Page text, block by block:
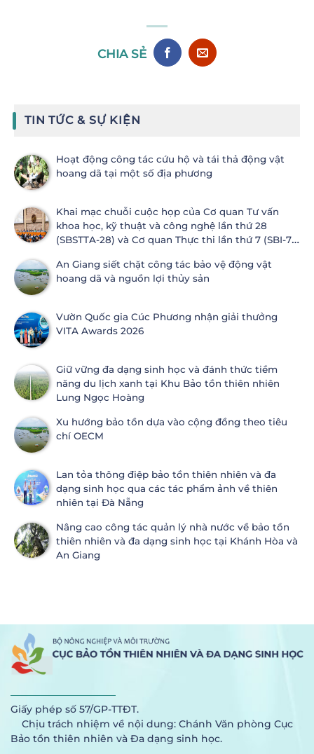
CHIA SẺ
TIN TỨC & SỰ KIỆN
Hoạt động công tác cứu hộ và tái thả động vật
hoang dã tại một số địa phương
Khai mạc chuỗi cuộc họp của Cơ quan Tư vấn
khoa học, kỹ thuật và công nghệ lần thứ 28
(SBSTTA-28) và Cơ quan Thực thi lần thứ 7 (SBI-7)
An Giang siết chặt công tác bảo vệ động vật
hoang dã và nguồn lợi thủy sản
Vườn Quốc gia Cúc Phương nhận giải thưởng
VITA Awards 2026
Giữ vững đa dạng sinh học và đánh thức tiềm
năng du lịch xanh tại Khu Bảo tồn thiên nhiên
Lung Ngọc Hoàng
Xu hướng bảo tồn dựa vào cộng đồng theo tiêu
chí OECM
Lan tỏa thông điệp bảo tồn thiên nhiên và đa
dạng sinh học qua các tác phẩm ảnh về thiên
nhiên tại Đà Nẵng
Nâng cao công tác quản lý nhà nước về bảo tồn
thiên nhiên và đa dạng sinh học tại Khánh Hòa và
An Giang
Giấy phép số 57/GP-TTĐT.
Chịu trách nhiệm về nội dung: Chánh Văn phòng Cục
Bảo tồn thiên nhiên và Đa dạng sinh học.